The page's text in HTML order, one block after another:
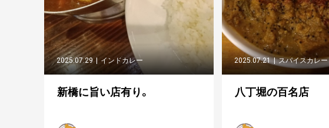
2025.07.29 インドカレー
新橋に旨い店有り。
2025.07.21 スパイスカレー
八丁堀の百名店